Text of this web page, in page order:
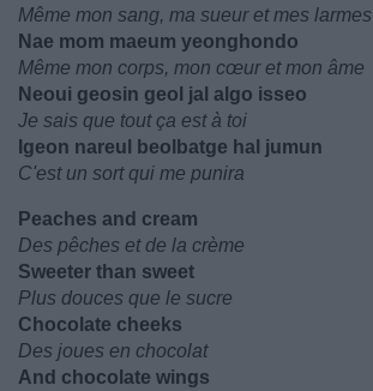
Même mon sang, ma sueur et mes larmes
Nae mom maeum yeonghondo
Même mon corps, mon cœur et mon âme
Neoui geosin geol jal algo isseo
Je sais que tout ça est à toi
Igeon nareul beolbatge hal jumun
C'est un sort qui me punira
Peaches and cream
Des pêches et de la crème
Sweeter than sweet
Plus douces que le sucre
Chocolate cheeks
Des joues en chocolat
And chocolate wings